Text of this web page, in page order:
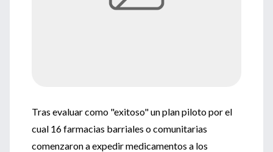
Tras evaluar como "exitoso" un plan piloto por el
cual 16 farmacias barriales o comunitarias
comenzaron a expedir medicamentos a los